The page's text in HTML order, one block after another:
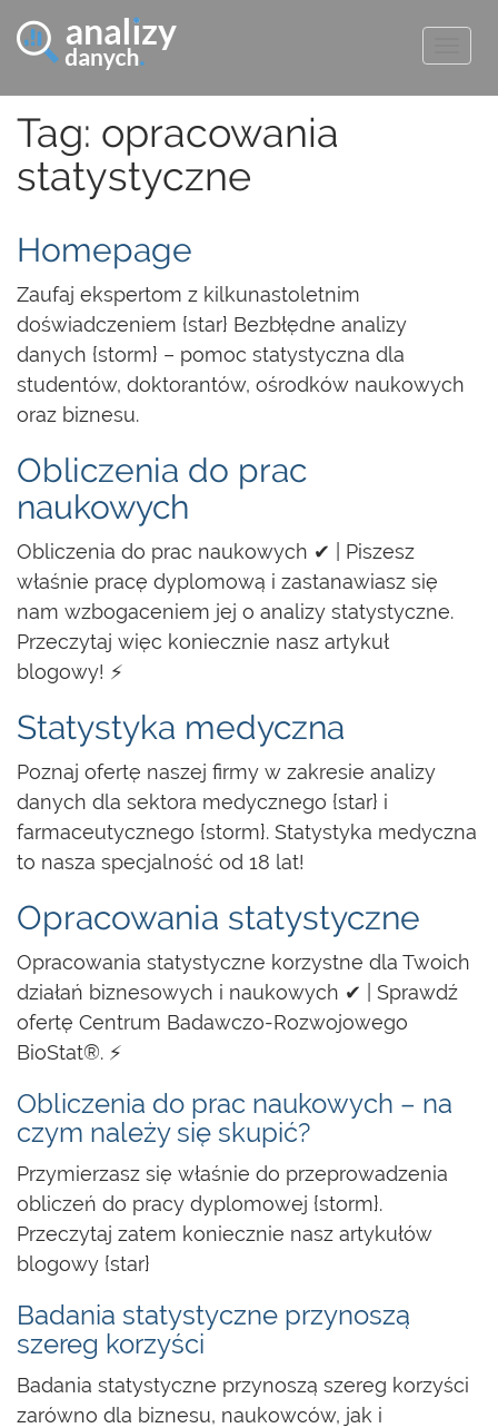
Tag: opracowania
statystyczne
Homepage
Zaufaj ekspertom z kilkunastoletnim
doświadczeniem {star} Bezbłędne analizy
danych {storm} – pomoc statystyczna dla
studentów, doktorantów, ośrodków naukowych
oraz biznesu.
Obliczenia do prac
naukowych
Obliczenia do prac naukowych ✔ | Piszesz
właśnie pracę dyplomową i zastanawiasz się
nam wzbogaceniem jej o analizy statystyczne.
Przeczytaj więc koniecznie nasz artykuł
blogowy! ⚡
Statystyka medyczna
Poznaj ofertę naszej firmy w zakresie analizy
danych dla sektora medycznego {star} i
farmaceutycznego {storm}. Statystyka medyczna
to nasza specjalność od 18 lat!
Opracowania statystyczne
Opracowania statystyczne korzystne dla Twoich
działań biznesowych i naukowych ✔ | Sprawdź
ofertę Centrum Badawczo-Rozwojowego
BioStat®. ⚡
Obliczenia do prac naukowych – na
czym należy się skupić?
Przymierzasz się właśnie do przeprowadzenia
obliczeń do pracy dyplomowej {storm}.
Przeczytaj zatem koniecznie nasz artykułów
blogowy {star}
Badania statystyczne przynoszą
szereg korzyści
Badania statystyczne przynoszą szereg korzyści
zarówno dla biznesu, naukowców, jak i